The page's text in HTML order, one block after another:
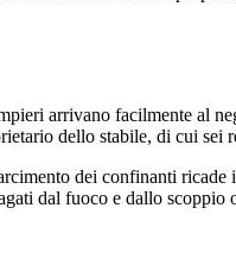
arrivano facilmente al
dello stabile, di cui sei
dei confinanti ricade
dal fuoco e dallo scoppio